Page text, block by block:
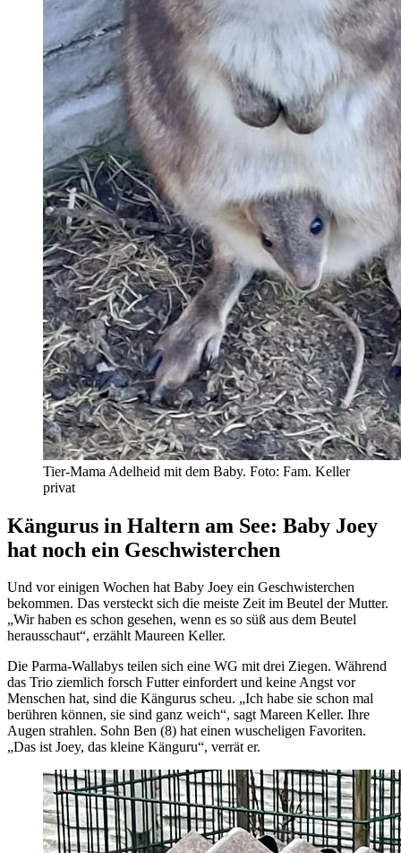
Tier-Mama Adelheid mit dem Baby. Foto: Fam. Keller
privat
Kängurus in Haltern am See: Baby Joey
hat noch ein Geschwisterchen
Und vor einigen Wochen hat Baby Joey ein Geschwisterchen
bekommen. Das versteckt sich die meiste Zeit im Beutel der Mutter.
„Wir haben es schon gesehen, wenn es so süß aus dem Beutel
herausschaut“, erzählt Maureen Keller.
Die Parma-Wallabys teilen sich eine WG mit drei Ziegen. Während
das Trio ziemlich forsch Futter einfordert und keine Angst vor
Menschen hat, sind die Kängurus scheu. „Ich habe sie schon mal
berühren können, sie sind ganz weich“, sagt Mareen Keller. Ihre
Augen strahlen. Sohn Ben (8) hat einen wuscheligen Favoriten.
„Das ist Joey, das kleine Känguru“, verrät er.